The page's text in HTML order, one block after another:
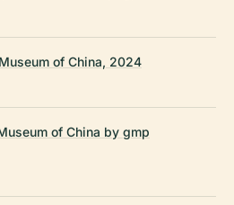
of China, 2024
of China by gmp